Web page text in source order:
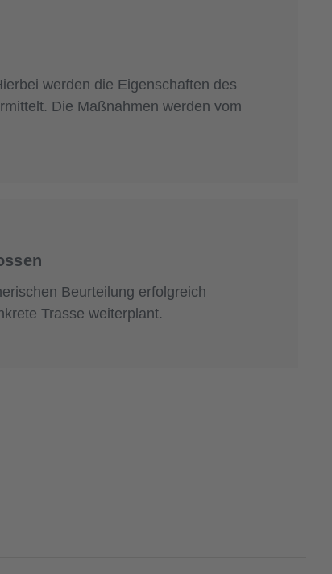
werden die Eigenschaften des
Die Maßnahmen werden vom
Beurteilung erfolgreich
Trasse weiterplant.